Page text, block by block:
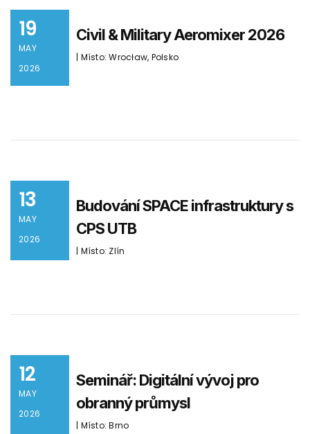
19
MAY
2026
Civil & Military Aeromixer 2026
| Místo: Wrocław, Polsko
13
MAY
2026
Budování SPACE infrastruktury s
CPS UTB
| Místo: Zlín
12
MAY
2026
Seminář: Digitální vývoj pro
obranný průmysl
| Místo: Brno